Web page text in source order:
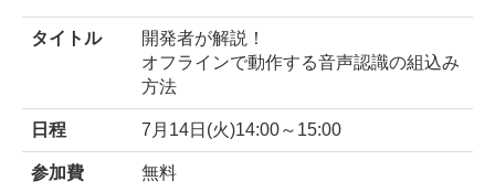
タイトル
開発者が解説！
オフラインで動作する音声認識の組込み
方法
日程 7月14日(火)14:00～15:00
参加費 無料